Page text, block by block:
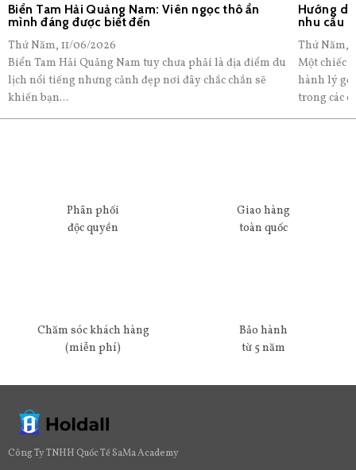
Biển Tam Hải Quảng Nam: Viên ngọc thô ẩn
mình đáng được biết đến
Thứ Năm, 11/06/2026
Biển Tam Hải Quảng Nam tuy chưa phải là địa điểm du
lịch nổi tiếng nhưng cảnh đẹp nơi đây chắc chắn sẽ
khiến bạn...
Hướng
nhu cầu
Thứ Năm,
Một chiếc
hành lý
trong các
Phân phối
độc quyền
Giao hàng
toàn quốc
Chăm sóc khách hàng
(miễn phí)
Bảo hành
từ 5 năm
Công Ty TNHH Quốc Tế SaMa Academy